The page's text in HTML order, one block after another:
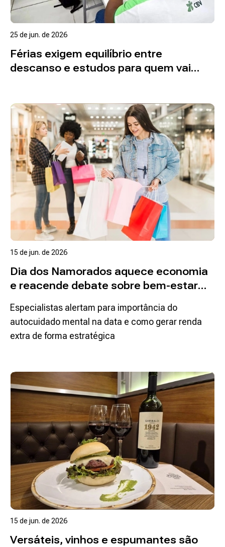
25 de jun. de 2026
Férias exigem equilíbrio entre
descanso e estudos para quem vai
15 de jun. de 2026
Dia dos Namorados aquece economia
e reacende debate sobre bem-estar
Especialistas alertam para importância do
autocuidado mental na data e como gerar renda
extra de forma estratégica
15 de jun. de 2026
Versáteis, vinhos e espumantes são